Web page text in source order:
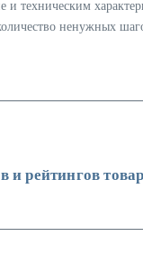
ненужных
и рейтингов